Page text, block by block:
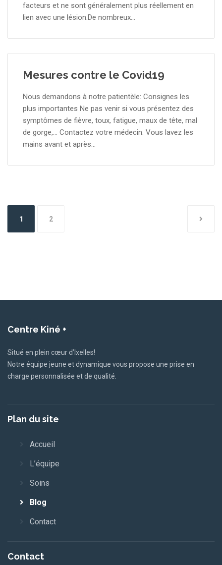
facteurs et ne sont généralement plus réellement en
lien avec une lésion.De nombreux...
Mesures contre le Covid19
Nous demandons à notre patientèle: Consignes les
plus importantes Ne pas venir si vous présentez des
symptômes de fièvre, toux, fatigue, maux de tête, mal
de gorge,… Contactez votre médecin. Vous lavez les
mains avant et après...
Navigation
des
1 2
Centre Kiné +
Situé en plein cœur d’Ixelles!
Notre équipe jeune et dynamique vous propose une prise en
charge personnalisée et de qualité.
Plan du site
Accueil
L’équipe
Soins
Blog
Contact
Contact